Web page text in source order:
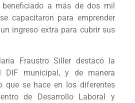
a más de dos mil
capacitaron para emprender
ingreso extra para cubrir sus
Fraustro Siller destacó la
DIF municipal, y de manera
que se hace en los diferentes
de Desarrollo Laboral y